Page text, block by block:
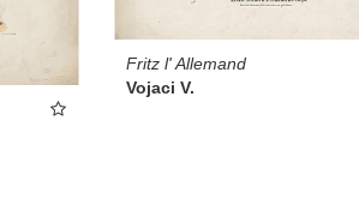
Fritz l' Allemand
Vojaci V.